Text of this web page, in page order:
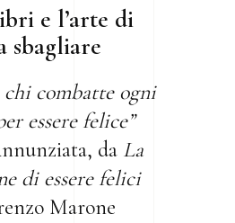
e l’arte di
sbagliare
chi combatte ogni
essere felice”
da La
di essere felici
Marone